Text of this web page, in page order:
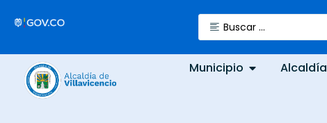
Municipio Alcaldía